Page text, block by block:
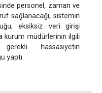
personel, zaman ve
sağlanacağı, sistemin
eksiksiz veri girişi
kurum müdürlerinin ilgili
hassasiyetin
yaptı.